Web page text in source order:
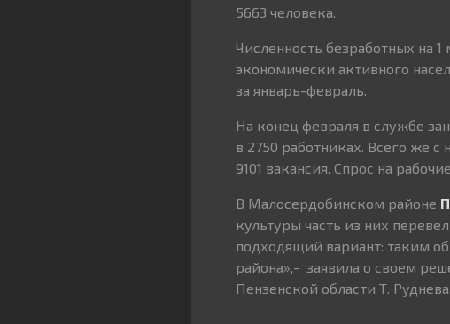
5663 человека.
Численность безработных на 1
экономически активного
за январь-февраль.
На конец февраля в службе
в 2750 работниках. Всего же с
9101 вакансия. Спрос на
В Малосердобинском районе
культуры часть из них
подходящий вариант: таким
района»,- заявила о своем
Пензенской области Т. Руднева.